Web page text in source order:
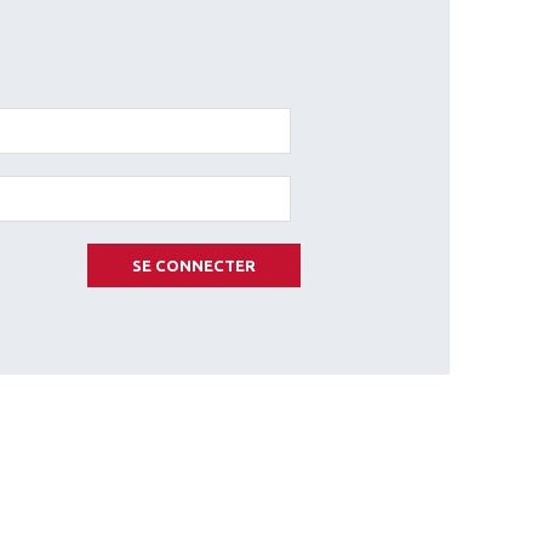
SE CONNECTER